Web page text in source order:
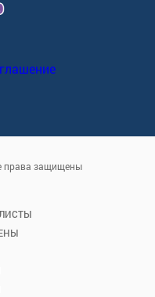
права защищены